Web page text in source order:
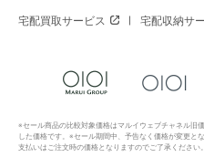
宅配買取サービス 宅配収納サ
※セール商品の比較対象価格はマルイウェブチャネル旧
した価格です。※セール期間中、予告なく価格が変更と
支払いはご注文時の価格となりますのでご了承ください。